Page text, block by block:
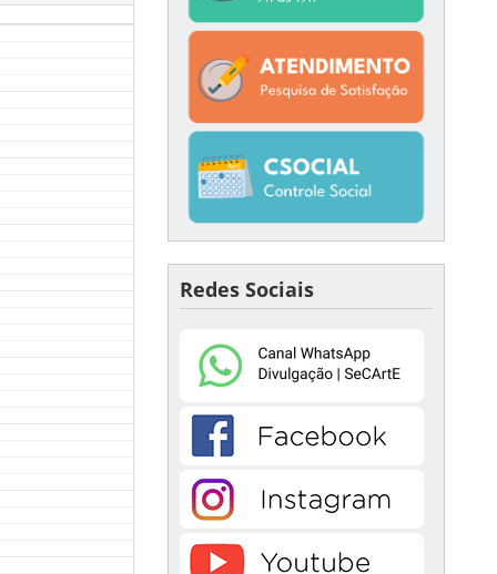
Redes Sociais